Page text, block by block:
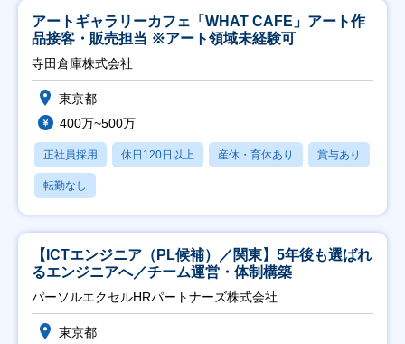
アートギャラリーカフェ「WHAT CAFE」アート作
品接客・販売担当 ※アート領域未経験可
寺田倉庫株式会社
東京都
400万~500万
正社員採用 休日120日以上 産休・育休あり 賞与あり
転勤なし
【ICTエンジニア（PL候補）／関東】5年後も選ばれ
るエンジニアへ／チーム運営・体制構築
パーソルエクセルHRパートナーズ株式会社
東京都